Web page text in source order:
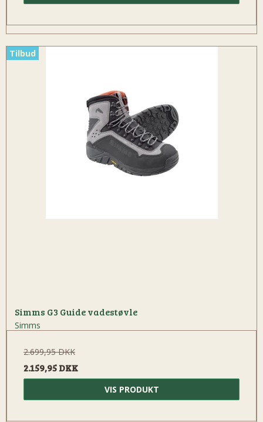
Tilbud
Simms G3 Guide vadestøvle
Simms
2.699,95 DKK
2.159,95 DKK
VIS PRODUKT